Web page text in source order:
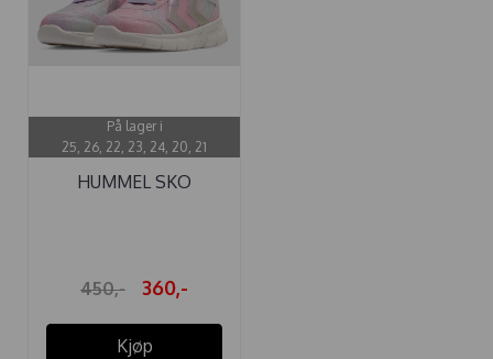
På lager i
25, 26, 22, 23, 24, 20, 21
HUMMEL SKO
450,- 360,-
Kjøp